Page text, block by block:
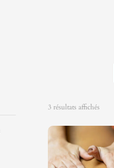
3 résultats affichés